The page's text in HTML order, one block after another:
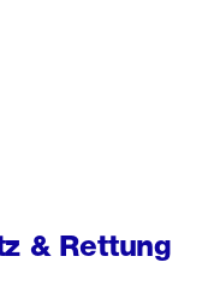
& Rettung